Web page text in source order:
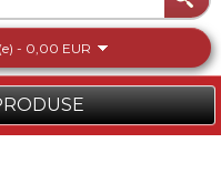
- 0,00 EUR